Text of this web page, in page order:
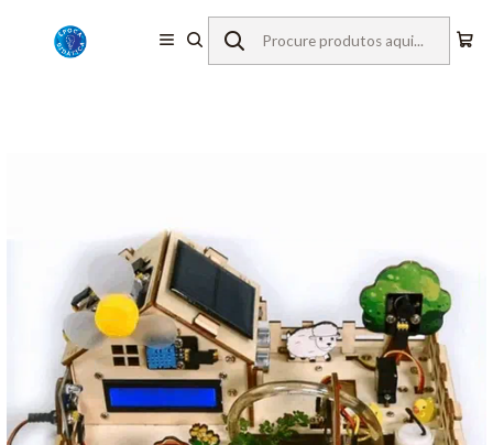
Início Material Didático
Programação e Robótica
Casa Inteligente